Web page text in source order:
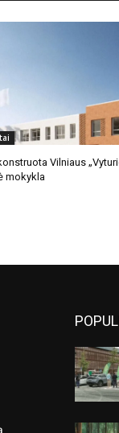
Vilniaus
mokykla